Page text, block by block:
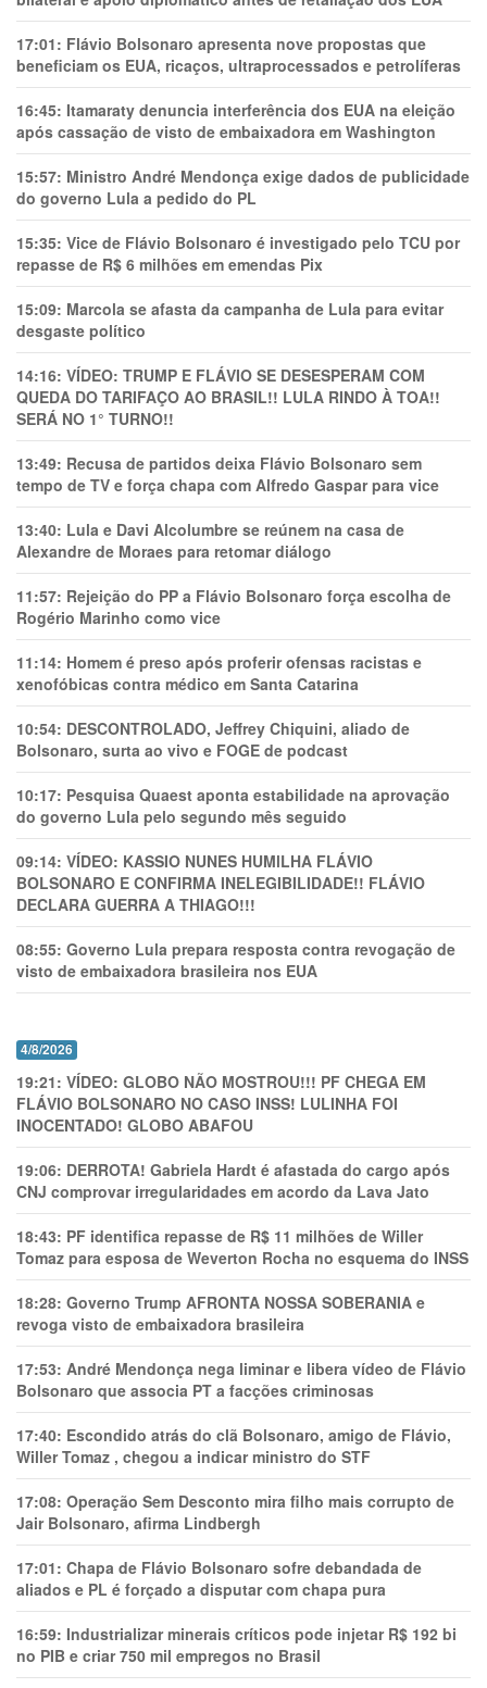
17:01: Flávio Bolsonaro apresenta nove propostas que
beneficiam os EUA, ricaços, ultraprocessados e petrolíferas
16:45: Itamaraty denuncia interferência dos EUA na eleição
após cassação de visto de embaixadora em Washington
15:57: Ministro André Mendonça exige dados de publicidade
do governo Lula a pedido do PL
15:35: Vice de Flávio Bolsonaro é investigado pelo TCU por
repasse de R$ 6 milhões em emendas Pix
15:09: Marcola se afasta da campanha de Lula para evitar
desgaste político
14:16: VÍDEO: TRUMP E FLÁVIO SE DESESPERAM COM
QUEDA DO TARIFAÇO AO BRASIL!! LULA RINDO À TOA!!
SERÁ NO 1° TURNO!!
13:49: Recusa de partidos deixa Flávio Bolsonaro sem
tempo de TV e força chapa com Alfredo Gaspar para vice
13:40: Lula e Davi Alcolumbre se reúnem na casa de
Alexandre de Moraes para retomar diálogo
11:57: Rejeição do PP a Flávio Bolsonaro força escolha de
Rogério Marinho como vice
11:14: Homem é preso após proferir ofensas racistas e
xenofóbicas contra médico em Santa Catarina
10:54: DESCONTROLADO, Jeffrey Chiquini, aliado de
Bolsonaro, surta ao vivo e FOGE de podcast
10:17: Pesquisa Quaest aponta estabilidade na aprovação
do governo Lula pelo segundo mês seguido
09:14: VÍDEO: KASSIO NUNES HUMlLHA FLÁVIO
BOLSONARO E CONFIRMA INELEGIBILIDADE!! FLÁVIO
DECLARA GUERRA A THIAGO!!!
08:55: Governo Lula prepara resposta contra revogação de
visto de embaixadora brasileira nos EUA
4/8/2026
19:21: VÍDEO: GLOBO NÃO MOSTROU!!! PF CHEGA EM
FLÁVIO BOLSONARO NO CASO INSS! LULINHA FOI
INOCENTADO! GLOBO ABAFOU
19:06: DERROTA! Gabriela Hardt é afastada do cargo após
CNJ comprovar irregularidades em acordo da Lava Jato
18:43: PF identifica repasse de R$ 11 milhões de Willer
Tomaz para esposa de Weverton Rocha no esquema do INSS
18:28: Governo Trump AFRONTA NOSSA SOBERANIA e
revoga visto de embaixadora brasileira
17:53: André Mendonça nega liminar e libera vídeo de Flávio
Bolsonaro que associa PT a facções criminosas
17:40: Escondido atrás do clã Bolsonaro, amigo de Flávio,
Willer Tomaz , chegou a indicar ministro do STF
17:08: Operação Sem Desconto mira filho mais corrupto de
Jair Bolsonaro, afirma Lindbergh
17:01: Chapa de Flávio Bolsonaro sofre debandada de
aliados e PL é forçado a disputar com chapa pura
16:59: Industrializar minerais críticos pode injetar R$ 192 bi
no PIB e criar 750 mil empregos no Brasil